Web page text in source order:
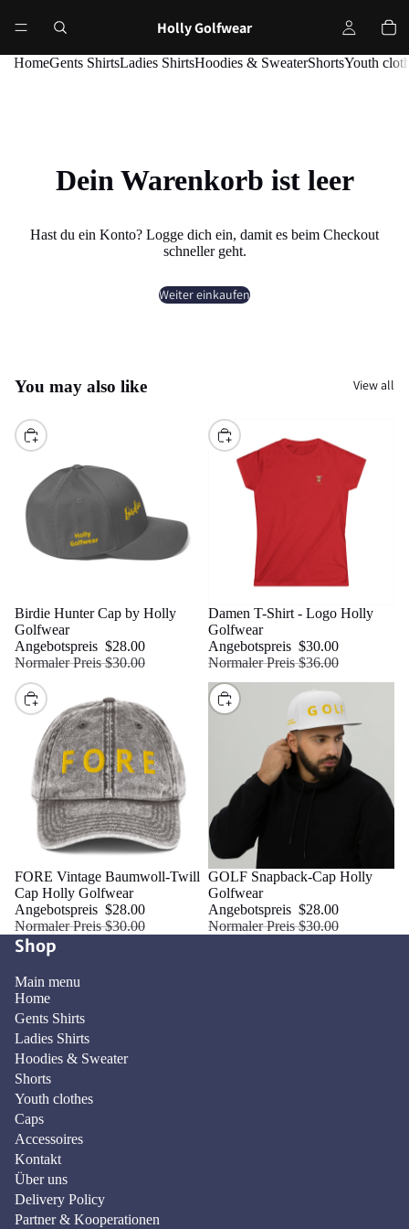
Holly Golfwear
HomeGents ShirtsLadies ShirtsHoodies & SweaterShortsYouth
Dein Warenkorb ist leer
Hast du ein Konto? Logge dich ein, damit es beim Checkout
schneller geht.
Weiter einkaufen
You may also like View all
Sale
Auswählen
Birdie Hunter Cap by Holly
Golfwear
Angebotspreis $28.00
Normaler Preis$30.00
Sale
Auswählen
Damen T-Shirt - Logo Holly
Golfwear
Angebotspreis $30.00
Normaler Preis$36.00
Sale
Auswählen
FORE Vintage Baumwoll-Twill
Cap Holly Golfwear
Angebotspreis $28.00
Normaler Preis$30.00
Sale
Auswählen
GOLF Snapback-Cap Holly
Golfwear
Angebotspreis $28.00
Normaler Preis$30.00
Shop
Main menu
Home
Gents Shirts
Ladies Shirts
Hoodies & Sweater
Shorts
Youth clothes
Caps
Accessoires
Kontakt
Über uns
Delivery Policy
Partner & Kooperationen
Datenschutzerklärung